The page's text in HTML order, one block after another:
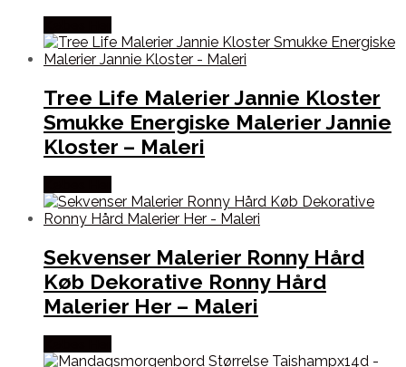
Tree Life Malerier Jannie Kloster
Smukke Energiske Malerier Jannie
Kloster – Maleri
Sekvenser Malerier Ronny Hård
Køb Dekorative Ronny Hård
Malerier Her – Maleri